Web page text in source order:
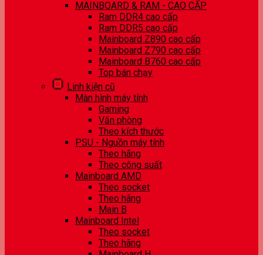
MAINBOARD & RAM - CAO CẤP
Ram DDR4 cao cấp
Ram DDR5 cao cấp
Mainboard Z890 cao cấp
Mainboard Z790 cao cấp
Mainboard B760 cao cấp
Top bán chạy
Linh kiện cũ
Màn hình máy tính
Gaming
Văn phòng
Theo kích thước
PSU - Nguồn máy tính
Theo hãng
Theo công suất
Mainboard AMD
Theo socket
Theo hãng
Main B
Mainboard Intel
Theo socket
Theo hãng